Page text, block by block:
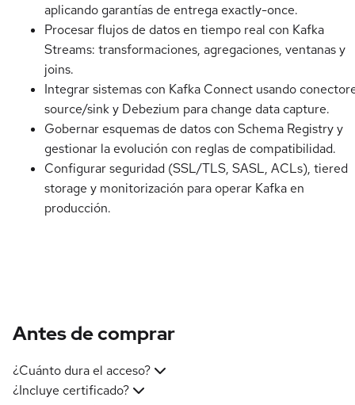
aplicando garantías de entrega exactly-once.
Procesar flujos de datos en tiempo real con Kafka
Streams: transformaciones, agregaciones, ventanas y
joins.
Integrar sistemas con Kafka Connect usando
source/sink y Debezium para change data capture.
Gobernar esquemas de datos con Schema Registry y
gestionar la evolución con reglas de compatibilidad.
Configurar seguridad (SSL/TLS, SASL, ACLs), tiered
storage y monitorización para operar Kafka en
producción.
Antes de comprar
¿Cuánto dura el acceso?
¿Incluye certificado?